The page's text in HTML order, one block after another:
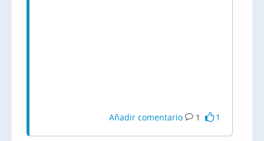
Añadir comentario 1 1